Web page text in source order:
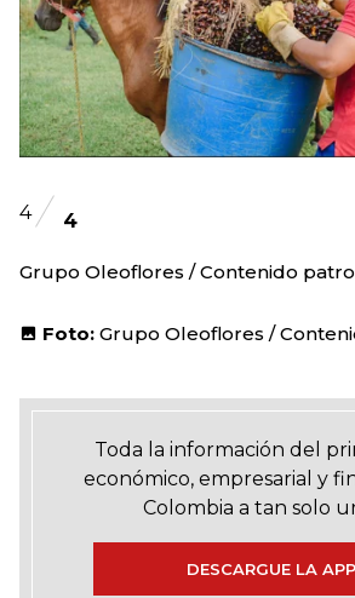
4 4
Grupo Oleoflores / Contenido
Foto: Grupo Oleoflores /
Toda la información del
económico, empresarial y
Colombia a tan solo
DESCARGUE LA APP